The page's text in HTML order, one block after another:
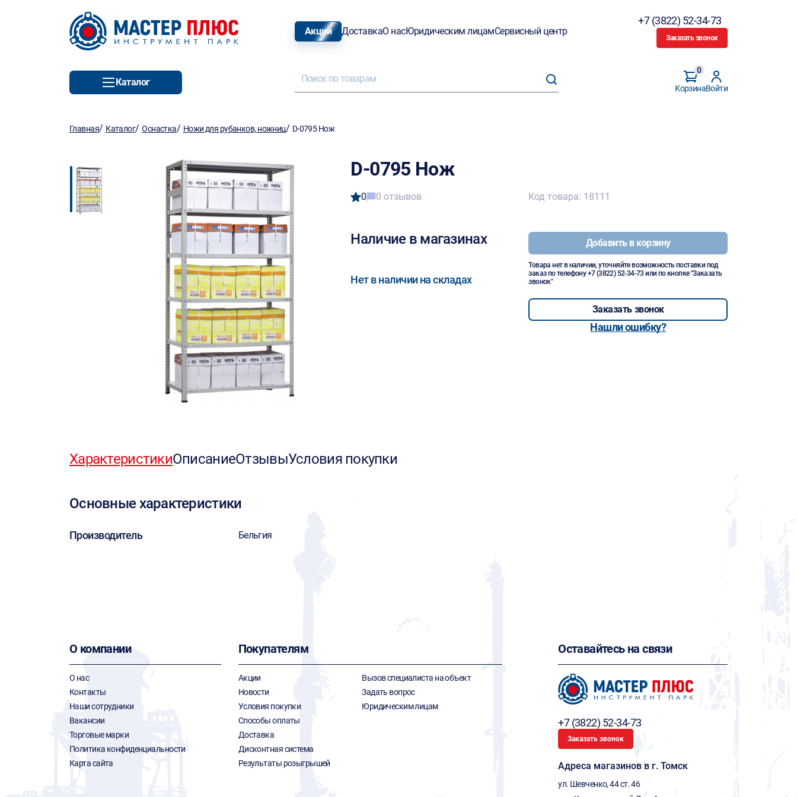
Акции ДоставкаО насЮридическим лицамСервисный центр
+7 (3822) 52-34-73
Заказать звонок
Каталог
Корзина
0
Войти
Главная/ Каталог/Оснастка/ Ножи для рубанков, ножниц/ D-0795 Нож
D-0795 Нож
0 0 отзывов
Наличие в магазинах
Нет в наличии на складах
Код товара: 18111
Добавить в корзину
Товара нет в наличии, уточняйте возможность поставки под
заказ по телефону+7 (3822) 52-34-73 или по кнопке "Заказать
звонок"
Заказать звонок
Нашли ошибку?
ХарактеристикиОписаниеОтзывыУсловия покупки
Основные характеристики
Производитель Бельгия
О компании
О нас
Контакты
Наши сотрудники
Вакансии
Торговые марки
Политика конфиденциальности
Карта сайта
Покупателям
Акции
Новости
Условия покупки
Способы оплаты
Доставка
Дисконтная система
Результаты розыгрышей
Вызов специалиста на объект
Задать вопрос
Юридическим лицам
Оставайтесь на связи
+7 (3822) 52-34-73
Заказать звонок
Адреса магазинов в г. Томск
ул. Шевченко, 44 ст. 46